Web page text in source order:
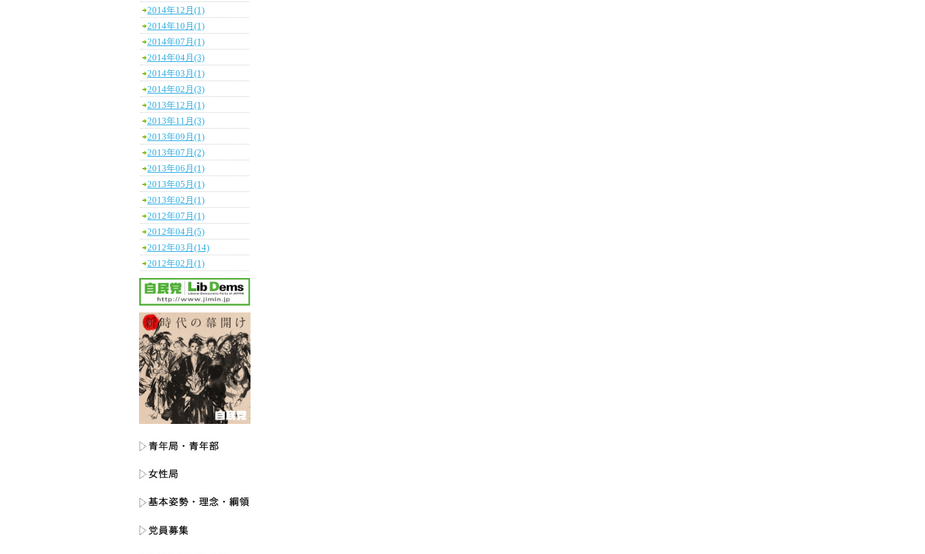
2014年12月(1)
2014年10月(1)
2014年07月(1)
2014年04月(3)
2014年03月(1)
2014年02月(3)
2013年12月(1)
2013年11月(3)
2013年09月(1)
2013年07月(2)
2013年06月(1)
2013年05月(1)
2013年02月(1)
2012年07月(1)
2012年04月(5)
2012年03月(14)
2012年02月(1)